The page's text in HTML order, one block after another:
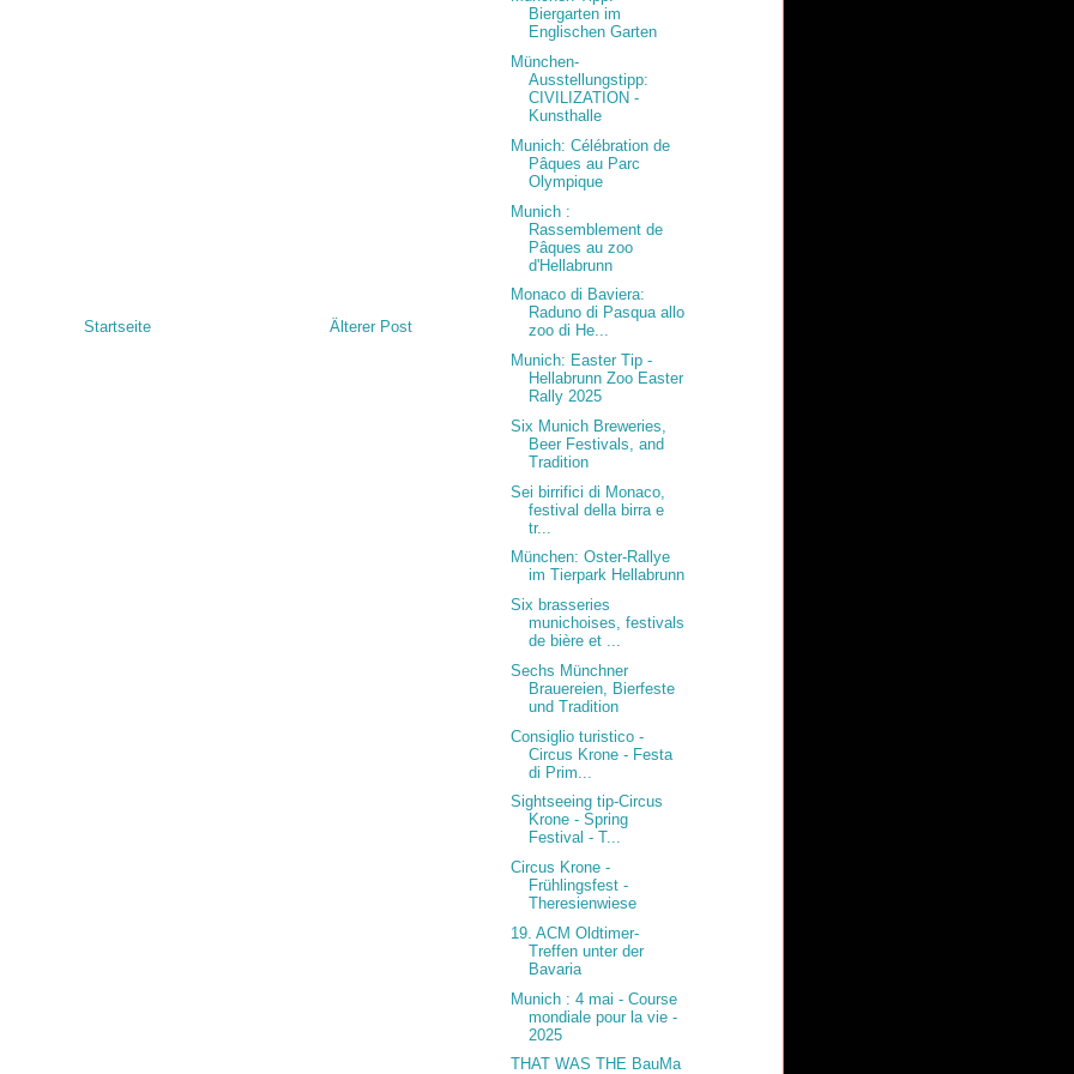
Älterer Post
Startseite
Biergarten im
Englischen Garten
München-
Ausstellungstipp:
CIVILIZATION -
Kunsthalle
Munich: Célébration de
Pâques au Parc
Olympique
Munich :
Rassemblement de
Pâques au zoo
d'Hellabrunn
Monaco di Baviera:
Raduno di Pasqua allo
zoo di He...
Munich: Easter Tip -
Hellabrunn Zoo Easter
Rally 2025
Six Munich Breweries,
Beer Festivals, and
Tradition
Sei birrifici di Monaco,
festival della birra e
tr...
München: Oster-Rallye
im Tierpark Hellabrunn
Six brasseries
munichoises, festivals
de bière et ...
Sechs Münchner
Brauereien, Bierfeste
und Tradition
Consiglio turistico -
Circus Krone - Festa
di Prim...
Sightseeing tip-Circus
Krone - Spring
Festival - T...
Circus Krone -
Frühlingsfest -
Theresienwiese
19. ACM Oldtimer-
Treffen unter der
Bavaria
Munich : 4 mai - Course
mondiale pour la vie -
2025
THAT WAS THE BauMa